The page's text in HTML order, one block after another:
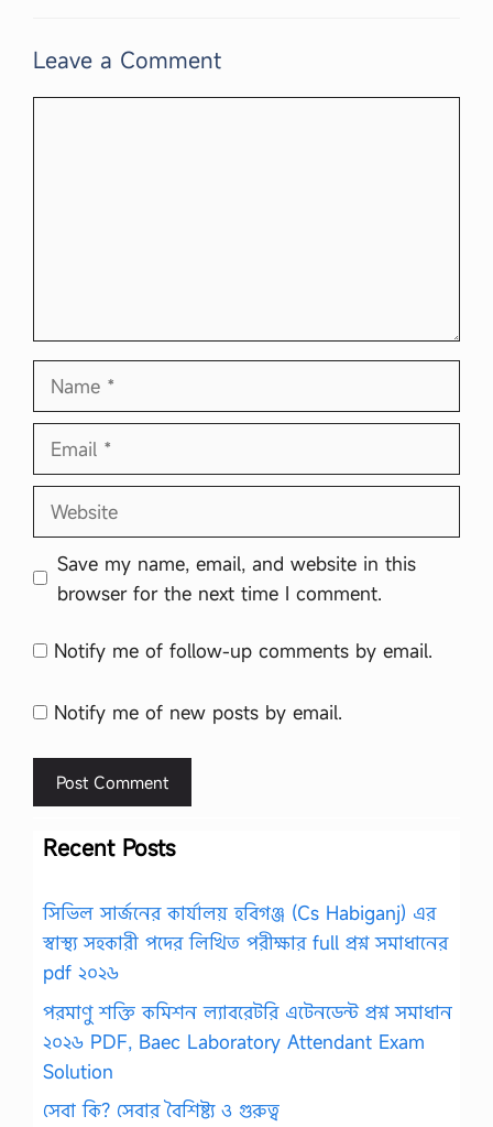
Leave a Comment
Name
Email
Website
Save my name, email, and website in this
browser for the next time I comment.
Notify me of follow-up comments by email.
Notify me of new posts by email.
Recent Posts
সিভিল সার্জনের কার্যালয় হবিগঞ্জ (Cs Habiganj) এর
স্বাস্থ্য সহকারী পদের লিখিত পরীক্ষার full প্রশ্ন সমাধানের
pdf ২০২৬
পরমাণু শক্তি কমিশন ল্যাবরেটরি এটেনডেন্ট প্রশ্ন সমাধান
২০২৬ PDF, Baec Laboratory Attendant Exam
Solution
সেবা কি? সেবার বৈশিষ্ট্য ও গুরুত্ব